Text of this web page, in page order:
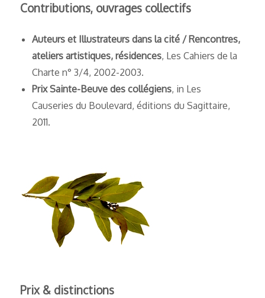
Contributions, ouvrages collectifs
Auteurs et Illustrateurs dans la cité / Rencontres,
ateliers artistiques, résidences, Les Cahiers de la
Charte n° 3/4, 2002-2003.
Prix Sainte-Beuve des collégiens, in Les
Causeries du Boulevard, éditions du Sagittaire,
2011.
Prix & distinctions